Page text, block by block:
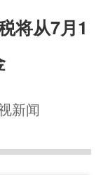
将从7月1
新闻